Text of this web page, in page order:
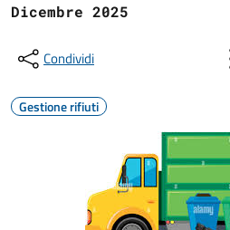
Dicembre 2025
Condividi
Gestione rifiuti